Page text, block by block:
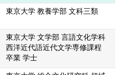
東京大学 教養学部 文科三類
東京大学 文学部 言語文化学科
西洋近代語近代文学専修課程
卒業 学士